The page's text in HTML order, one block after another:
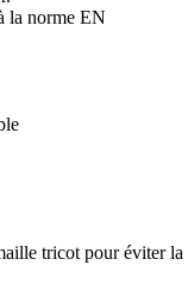
la norme EN
tricot pour éviter la